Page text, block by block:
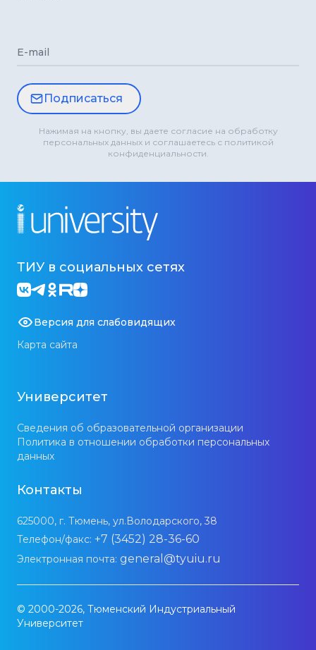
E-mail
Подписаться
Нажимая на кнопку, вы даете согласие на обработку
персональных данных и соглашаетесь с политикой
конфиденциальности.
ТИУ в социальных сетях
Версия для слабовидящих
Карта сайта
Университет
Сведения об образовательной организации
Политика в отношении обработки персональных
данных
Контакты
625000, г. Тюмень, ул.Володарского, 38
Телефон/факс: +7 (3452) 28-36-60
Электронная почта: general@tyuiu.ru
© 2000-2026, Тюменский Индустриальный
Университет